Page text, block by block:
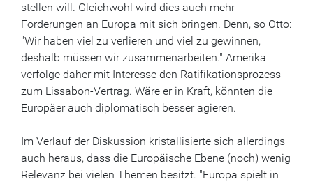
stellen will. Gleichwohl wird dies auch mehr
Forderungen an Europa mit sich bringen. Denn, so Otto:
"Wir haben viel zu verlieren und viel zu gewinnen,
deshalb müssen wir zusammenarbeiten." Amerika
verfolge daher mit Interesse den Ratifikationsprozess
zum Lissabon-Vertrag. Wäre er in Kraft, könnten die
Europäer auch diplomatisch besser agieren.
Im Verlauf der Diskussion kristallisierte sich allerdings
auch heraus, dass die Europäische Ebene (noch) wenig
Relevanz bei vielen Themen besitzt. "Europa spielt in